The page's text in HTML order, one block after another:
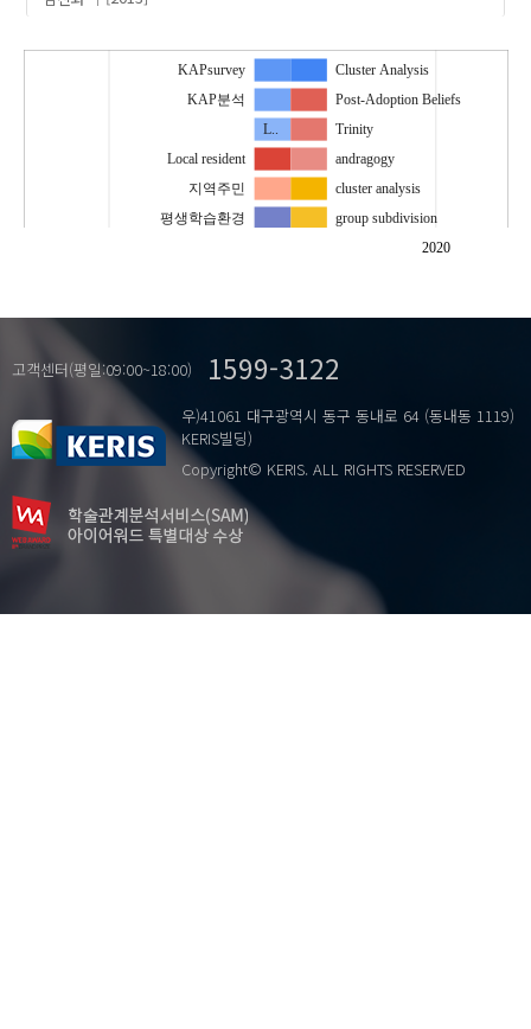
2020
…
Cluster Analysis
KAPsurvey
KAP분석
L..
Local resident
Post-Adoption Beliefs
Trinity
andragogy
cluster analysis
group subdivision
p..
research trends
text network analysis
군집분석
리더십
삼위일체
지역주민
평생학습환경
고객센터(평일:09:00~18:00) 1599-3122
우)41061 대구광역시 동구 동내로 64 (동내동 1119)
KERIS빌딩)
Copyright© KERIS. ALL RIGHTS RESERVED